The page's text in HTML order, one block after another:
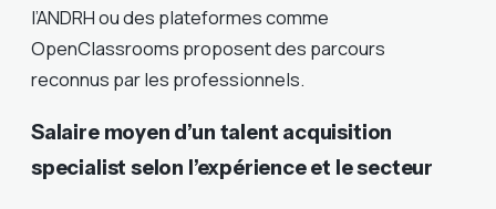
l’ANDRH ou des plateformes comme
OpenClassrooms proposent des parcours
reconnus par les professionnels.
Salaire moyen d’un talent acquisition
specialist selon l’expérience et le secteur